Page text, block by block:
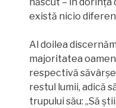
există nicio
Al doilea
majoritatea
respectivă
restul lumii, adică
trupului său: „Să